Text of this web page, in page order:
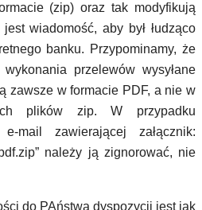
(zip) oraz tak modyfikują
wiadomość, aby był łudząco
banku. Przypominamy, że
przelewów wysyłane
zawsze w formacie PDF, a nie w
plików zip. W przypadku
mail zawierającej załącznik:
należy ją zignorować, nie
do PAństwa dyspozycji jest jak